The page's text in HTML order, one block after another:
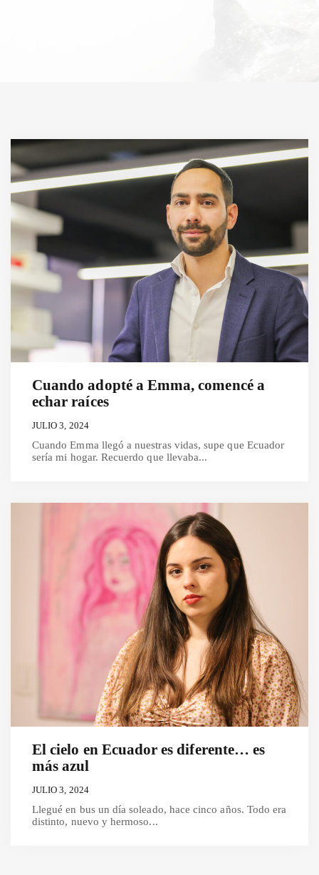
Cuando adopté a Emma, comencé a
echar raíces
JULIO 3, 2024
Cuando Emma llegó a nuestras vidas, supe que Ecuador
sería mi hogar. Recuerdo que llevaba...
El cielo en Ecuador es diferente… es
más azul
JULIO 3, 2024
Llegué en bus un día soleado, hace cinco años. Todo era
distinto, nuevo y hermoso...